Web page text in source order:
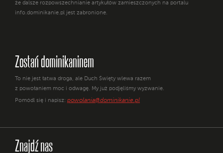
że dalsze rozpowszechnianie artykułów zamieszczonych na portalu
info.dominikanie.pl jest zabronione.
Zostań dominikaninem
To nie jest łatwa droga, ale Duch Święty wlewa razem
z powołaniem moc i odwagę. My już podjęliśmy wyzwanie.
Pomódl się i napisz: powolania@dominikanie.pl
Znajdź nas